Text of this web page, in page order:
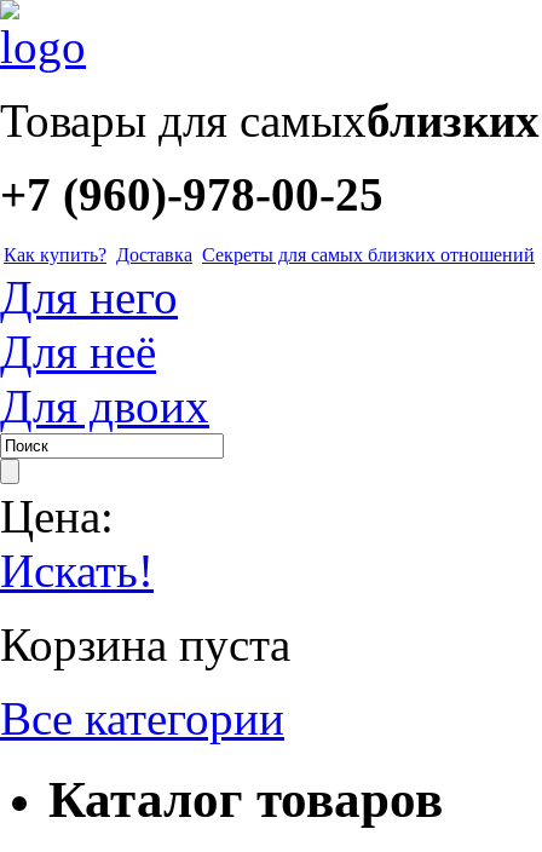
Товары для самых
+7 (960)-978-00-25
Как купить? Доставка Секреты для самых близких отношений
Для него
Для неё
Для двоих
Цена:
Искать!
Корзина пуста
Все категории
Каталог товаров